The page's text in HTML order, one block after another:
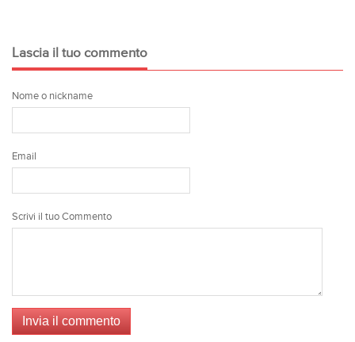
Lascia il tuo commento
Nome o nickname
Email
Scrivi il tuo Commento
Invia il commento